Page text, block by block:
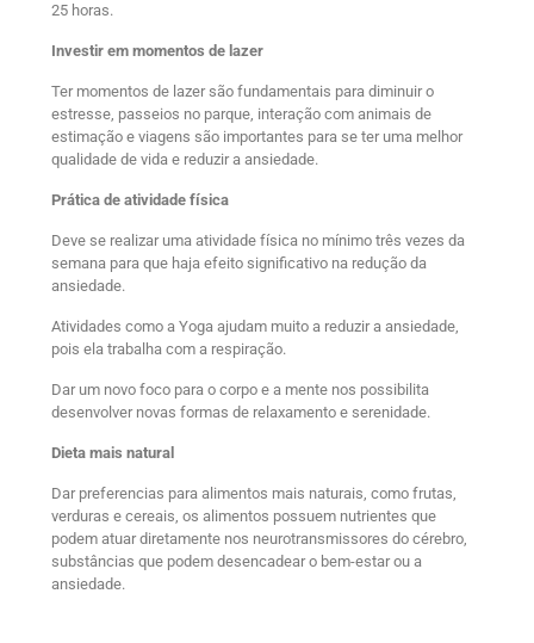
25 horas.
Investir em momentos de lazer
Ter momentos de lazer são fundamentais para diminuir o
estresse, passeios no parque, interação com animais de
estimação e viagens são importantes para se ter uma melhor
qualidade de vida e reduzir a ansiedade.
Prática de atividade física
Deve se realizar uma atividade física no mínimo três vezes da
semana para que haja efeito significativo na redução da
ansiedade.
Atividades como a Yoga ajudam muito a reduzir a ansiedade,
pois ela trabalha com a respiração.
Dar um novo foco para o corpo e a mente nos possibilita
desenvolver novas formas de relaxamento e serenidade.
Dieta mais natural
Dar preferencias para alimentos mais naturais, como frutas,
verduras e cereais, os alimentos possuem nutrientes que
podem atuar diretamente nos neurotransmissores do cérebro,
substâncias que podem desencadear o bem-estar ou a
ansiedade.